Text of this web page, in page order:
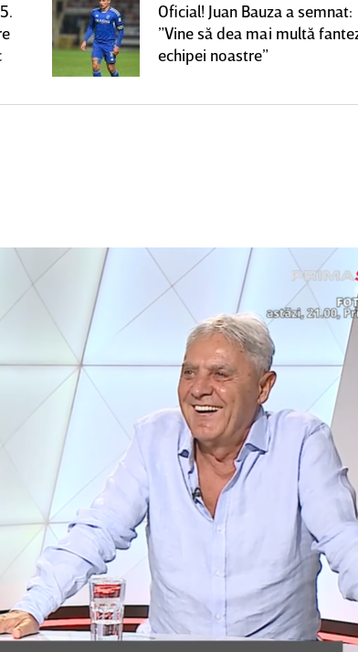
Oficial! Juan Bauza a semnat:
”Vine să dea mai multă
echipei noastre”